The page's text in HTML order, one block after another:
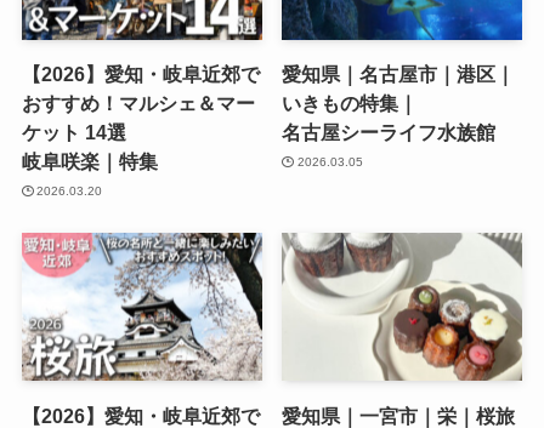
【2026】愛知・岐阜近郊で
おすすめ！マルシェ＆マー
ケット 14選
岐阜咲楽｜特集
2026.03.20
愛知県｜名古屋市｜港区｜
いきもの特集｜
名古屋シーライフ水族館
2026.03.05
【2026】愛知・岐阜近郊で
愛知県｜一宮市｜栄｜桜旅